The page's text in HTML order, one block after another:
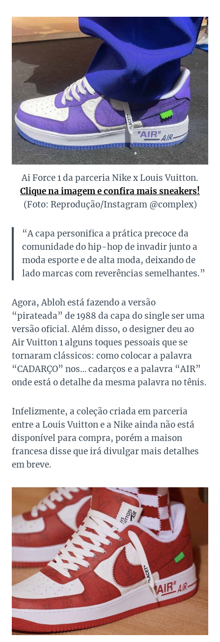
Ai Force 1 da parceria Nike x Louis Vuitton.
Clique na imagem e confira mais sneakers!
(Foto: Reprodução/Instagram @complex)
“A capa personifica a prática precoce da
comunidade do hip-hop de invadir junto a
moda esporte e de alta moda, deixando de
lado marcas com reverências semelhantes.”
Agora, Abloh está fazendo a versão
“pirateada” de 1988 da capa do single ser uma
versão oficial. Além disso, o designer deu ao
Air Vuitton 1 alguns toques pessoais que se
tornaram clássicos: como colocar a palavra
“CADARÇO” nos… cadarços e a palavra “AIR”
onde está o detalhe da mesma palavra no tênis.
Infelizmente, a coleção criada em parceria
entre a Louis Vuitton e a Nike ainda não está
disponível para compra, porém a maison
francesa disse que irá divulgar mais detalhes
em breve.